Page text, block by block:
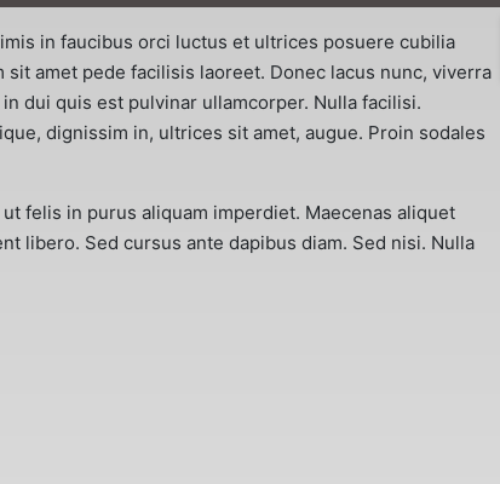
in faucibus orci luctus et ultrices posuere cubilia
amet pede facilisis laoreet. Donec lacus nunc, viverra
dui quis est pulvinar ullamcorper. Nulla facilisi.
dignissim in, ultrices sit amet, augue. Proin sodales
felis in purus aliquam imperdiet. Maecenas aliquet
libero. Sed cursus ante dapibus diam. Sed nisi. Nulla